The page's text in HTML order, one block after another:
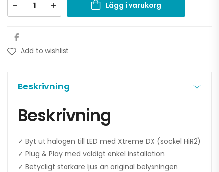
Lägg i varukorg
Add to wishlist
Beskrivning
Beskrivning
✓ Byt ut halogen till LED med Xtreme DX (sockel HiR2)
✓ Plug & Play med väldigt enkel installation
✓ Betydligt starkare ljus än original belysningen